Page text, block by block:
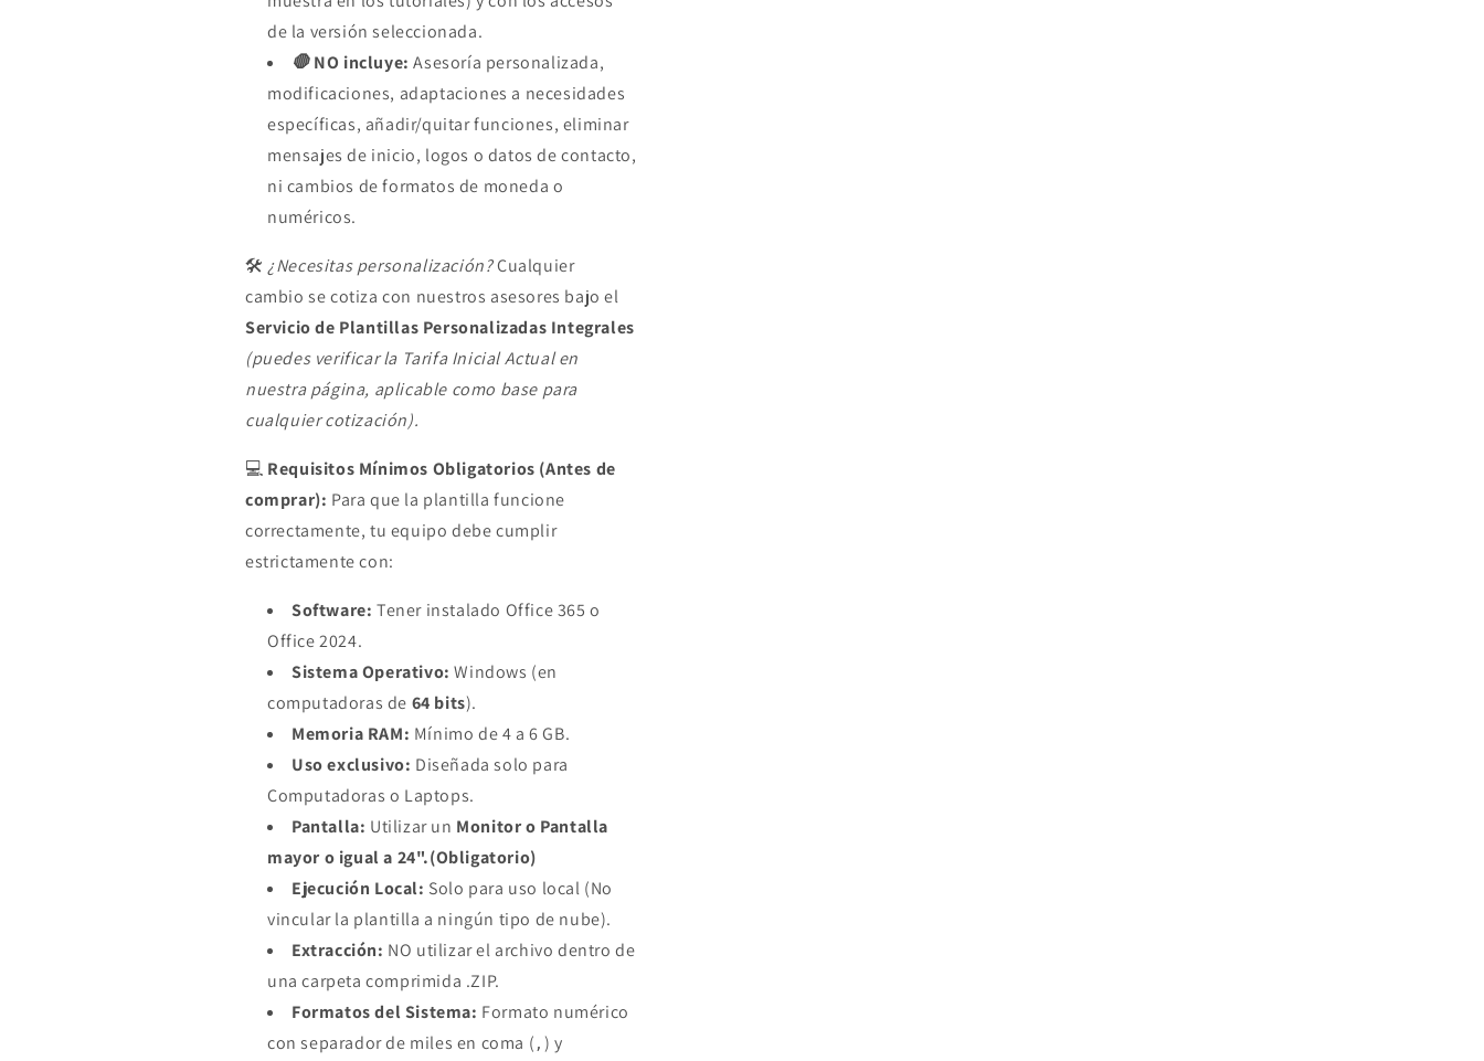
de la versión seleccionada.
🛑NO incluye: Asesoría personalizada,
modificaciones, adaptaciones a necesidades
específicas, añadir/quitar funciones, eliminar
mensajes de inicio, logos o datos de contacto,
ni cambios de formatos de moneda o
numéricos.
🛠️ ¿Necesitas personalización?Cualquier
cambio se cotiza con nuestros asesores bajo el
Servicio de Plantillas Personalizadas Integrales
(puedes verificar la Tarifa Inicial Actual en
nuestra página, aplicable como base para
cualquier cotización).
💻 Requisitos Mínimos Obligatorios (Antes de
comprar): Para que la plantilla funcione
correctamente, tu equipo debe cumplir
estrictamente con:
Software: Tener instalado Office 365 o
Office 2024.
Sistema Operativo: Windows (en
computadoras de 64 bits).
Memoria RAM: Mínimo de 4 a 6 GB.
Uso exclusivo: Diseñada solo para
Computadoras o Laptops.
Pantalla: Utilizar un Monitor o Pantalla
mayor o igual a 24".(Obligatorio)
Ejecución Local: Solo para uso local (No
vincular la plantilla a ningún tipo de nube).
Extracción: NO utilizar el archivo dentro de
una carpeta comprimida .ZIP.
Formatos del Sistema: Formato numérico
con separador de miles en coma ( , ) y